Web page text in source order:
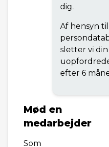
dig.
Af hensyn til
sletter vi din
efter 6
Mød en
medarbejder
Som